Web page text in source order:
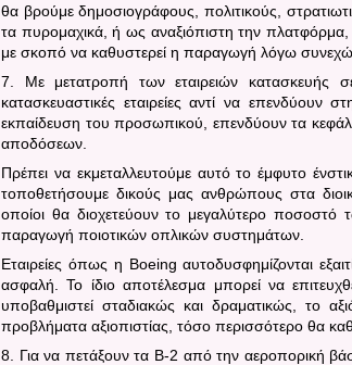
θα βρούμε δημοσιογράφους, πολιτικούς,
τα πυρομαχικά, ή ως αναξιόπιστη την
με σκοπό να καθυστερεί η παραγωγή λόγω
7. Με μετατροπή των εταιρειών κατασκευής σε
κατασκευαστικές εταιρείες αντί να
εκπαίδευση του προσωπικού, επενδύουν τα
αποδόσεων.
Πρέπει να εκμεταλλευτούμε αυτό το έμφυτο
τοποθετήσουμε δικούς μας ανθρώπους στα
οποίοι θα διοχετεύουν το μεγαλύτερο
παραγωγή ποιοτικών οπλικών συστημάτων.
Εταιρείες όπως η Boeing αυτοδυσφημίζονται
ασφαλή. Το ίδιο αποτέλεσμα μπορεί να
υποβαθμιστεί σταδιακώς και δραματικώς, το
προβλήματα αξιοπιστίας, τόσο περισσότερο θα
8. Για να πετάξουν τα B-2 από την αεροπορική